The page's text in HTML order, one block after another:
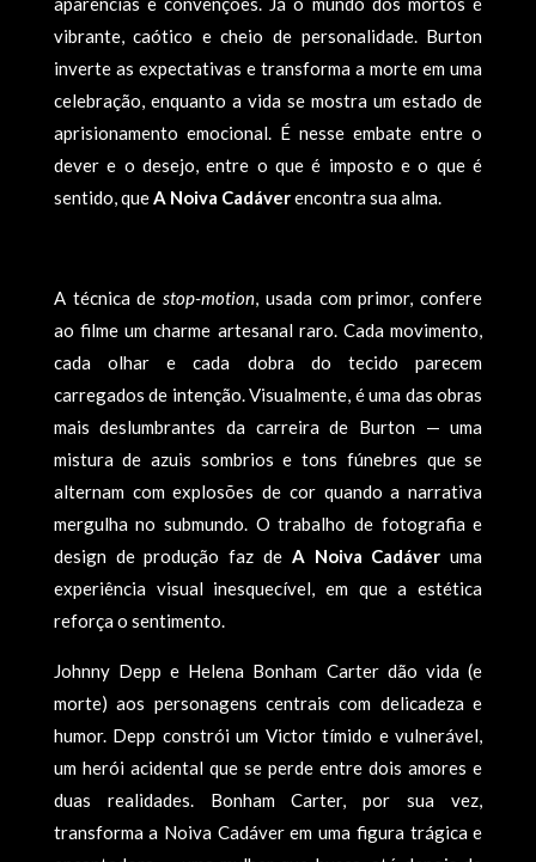
vibrante, caótico e cheio de personalidade. Burton
inverte as expectativas e transforma a morte em uma
celebração, enquanto a vida se mostra um estado de
aprisionamento emocional. É nesse embate entre o
dever e o desejo, entre o que é imposto e o que é
sentido, queA Noiva Cadáverencontra sua alma.
A técnica destop-motion, usada com primor, confere
ao filme um charme artesanal raro. Cada movimento,
cada olhar e cada dobra do tecido parecem
carregados de intenção. Visualmente, é uma das obras
mais deslumbrantes da carreira de Burton — uma
mistura de azuis sombrios e tons fúnebres que se
alternam com explosões de cor quando a narrativa
mergulha no submundo. O trabalho de fotografia e
design de produção faz de A Noiva Cadáver uma
experiência visual inesquecível, em que a estética
reforça o sentimento.
Johnny Depp e Helena Bonham Carter dão vida (e
morte) aos personagens centrais com delicadeza e
humor. Depp constrói um Victor tímido e vulnerável,
um herói acidental que se perde entre dois amores e
duas realidades. Bonham Carter, por sua vez,
transforma a Noiva Cadáver em uma figura trágica e